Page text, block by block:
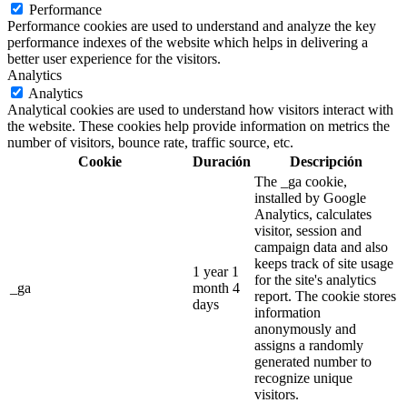
Performance
Performance cookies are used to understand and analyze the key
performance indexes of the website which helps in delivering a
better user experience for the visitors.
Analytics
Analytics
Analytical cookies are used to understand how visitors interact with
the website. These cookies help provide information on metrics the
number of visitors, bounce rate, traffic source, etc.
Cookie
Duración Descripción
_ga
1 year 1
month 4
days
The _ga cookie,
installed by Google
Analytics, calculates
visitor, session and
campaign data and also
keeps track of site usage
for the site's analytics
report. The cookie stores
information
anonymously and
assigns a randomly
generated number to
recognize unique
visitors.